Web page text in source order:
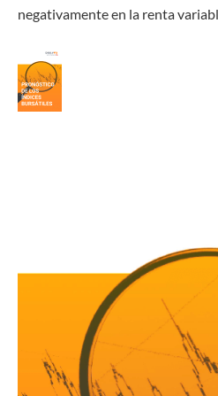
negativamente en la renta